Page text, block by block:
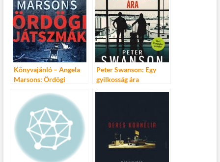
Könyvajánló – Angela
Marsons: Ördögi
Peter Swanson: Egy
gyilkosság ára